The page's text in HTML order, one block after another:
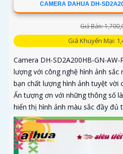
CAMERA DAHUA DH-
Giá Bán:
Giá Khuyến Mại:
Camera DH-SD2A200HB-GN-
lượng với công nghệ hình ảnh sắc
bạn chất lượng hình ảnh tuyệt vời
Ấn tượng ơn với những thông số
hiển thị hình ảnh màu sắc đầy đủ
vào ban đêm